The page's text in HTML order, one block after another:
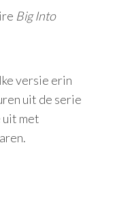
Big Into
versie erin
uit de serie
uit met